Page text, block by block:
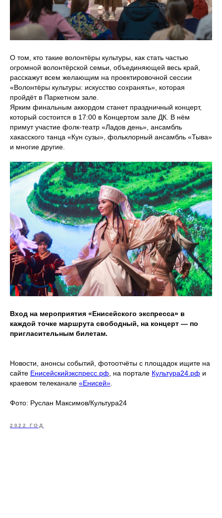
О том, кто такие волонтёры культуры, как стать частью
огромной волонтёрской семьи, объединяющей весь край,
расскажут всем желающим на проектировочной сессии
«Волонтёры культуры: искусство сохранять», которая
пройдёт в Паркетном зале.
Ярким финальным аккордом станет праздничный концерт,
который состоится в 17:00 в Концертом зале ДК. В нём
примут участие фолк-театр «Ладов день», ансамбль
хакасского танца «Кун сузы», фольклорный ансамбль «Тыва»
и многие другие.
Вход на мероприятия «Енисейского экспресса» в
каждой точке маршрута свободный, на концерт — по
пригласительным билетам.
Новости, анонсы событий, фотоотчёты с площадок ищите на
сайте Енисейскийэкспресс.рф, на портале Культура24.рф и
краевом телеканале «Енисей».
Фото: Руслан Максимов/Культура24
2022 ГОД